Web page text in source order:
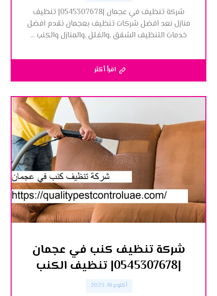
شركة تنظيف في عجمان |0545307678| تنظيف
منازل نعد افضل شركات تنظيف بعجمان نقدم افضل
خدمات التنظيف الشقق ,والفلل ,والمنازل والكنب ...
اقرأ أكثر
شركة تنظيف كنب في عجمان
|0545307678| تنظيف الكنب
أكتوبر 16, 2023